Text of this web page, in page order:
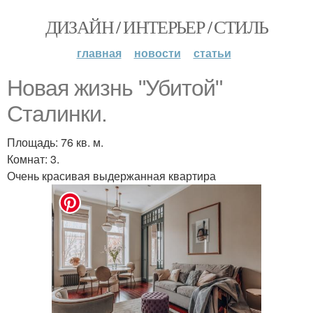
ДИЗАЙН / ИНТЕРЬЕР / СТИЛЬ
главная новости статьи
Новая жизнь "Убитой"
Сталинки.
Площадь: 76 кв. м.
Комнат: 3.
Очень красивая выдержанная квартира